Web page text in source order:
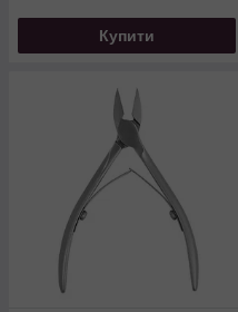
Купити